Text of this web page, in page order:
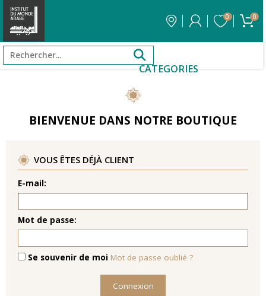
0 0
CATEGORIES
BIENVENUE DANS NOTRE BOUTIQUE
VOUS ÊTES DÉJÀ CLIENT
E-mail:
Mot de passe:
Se souvenir de moi Mot de passe oublié ?
Connexion